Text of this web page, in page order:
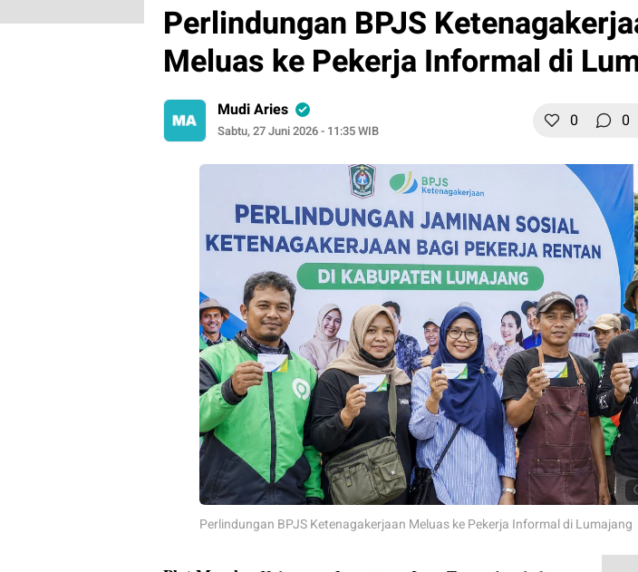
Perlindungan BPJS
Meluas ke Pekerja Informal di
Mudi Aries
Sabtu, 27 Juni 2026 - 11:35 WIB 0 0
Perlindungan BPJS Ketenagakerjaan Meluas ke Pekerja Informal di Lumajang